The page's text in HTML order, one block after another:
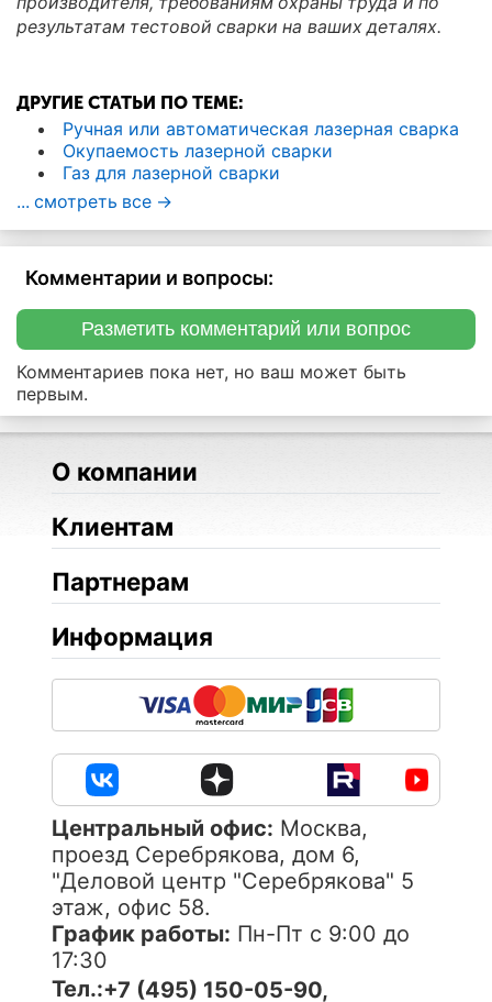
результатам тестовой сварки на ваших деталях.
ДРУГИЕ СТАТЬИ ПО ТЕМЕ:
Ручная или автоматическая лазерная сварка
Окупаемость лазерной сварки
Газ для лазерной сварки
... смотреть все ->
Комментарии и вопросы:
Разметить комментарий или вопрос
Комментариев пока нет, но ваш может быть
первым.
О компании
Клиентам
Партнерам
Информация
Центральный офис: Москва,
проезд Серебрякова, дом 6,
"Деловой центр "Серебрякова" 5
этаж, офис 58.
График работы: Пн-Пт с 9:00 до
17:30
Тел.:+7 (495) 150-05-90,